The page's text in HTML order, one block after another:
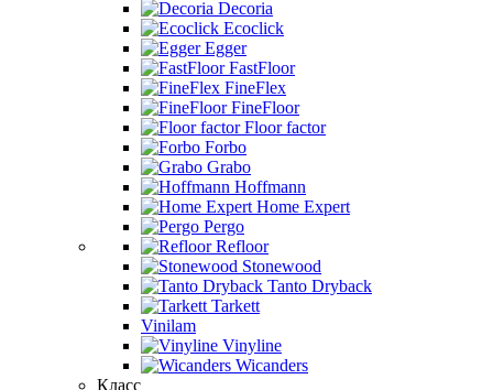
Decoria
Ecoclick
Egger
FastFloor
FineFlex
FineFloor
Floor factor
Forbo
Grabo
Hoffmann
Home Expert
Pergo
Refloor
Stonewood
Tanto Dryback
Tarkett
Vinilam
Vinyline
Wicanders
Класс